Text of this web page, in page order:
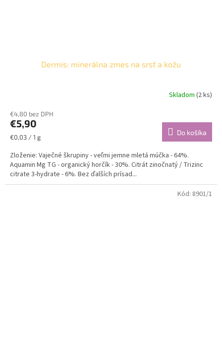
Dermis: minerálna zmes na srsť a kožu
Skladom (2 ks)
€4,80 bez DPH
€5,90
Jednotková
€0,03 / 1 g
Do košíka
Zloženie: Vaječné škrupiny - veľmi jemne mletá múčka - 64%.
Aquamin Mg TG - organický horčík - 30%. Citrát zinočnatý / Trizinc
citrate 3-hydrate - 6%. Bez ďalších prísad...
Kód: 8901/1